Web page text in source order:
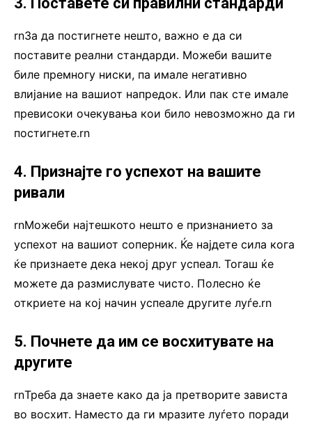
rnЗа да постигнете нешто, важно е да си
поставите реални стандарди. Можеби вашите
биле премногу ниски, па имале негативно
влијание на вашиот напредок. Или пак сте имале
превисоки очекувања кои било невозможно да ги
постигнете.rn
4. Признајте го успехот на вашите
ривали
rnМожеби најтешкото нешто е признанието за
успехот на вашиот соперник. Ќе најдете сила кога
ќе признаете дека некој друг успеал. Тогаш ќе
можете да размислувате чисто. Полесно ќе
откриете на кој начин успеале другите луѓе.rn
5. Почнете да им се восхитувате на
другите
rnТреба да знаете како да ја претворите зависта
во восхит. Наместо да ги мразите луѓето поради